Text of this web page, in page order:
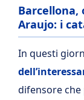
Barcellona,
Araujo: i
In questi
difensore che